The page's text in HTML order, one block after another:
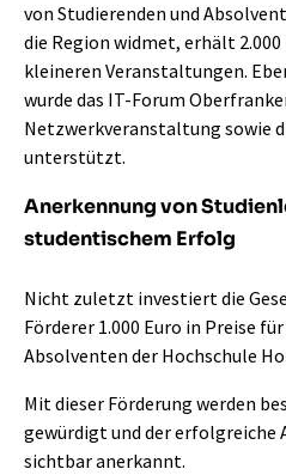
von Studierenden und
die Region widmet, erhält
kleineren Veranstaltungen.
wurde das IT-Forum
Netzwerkveranstaltung sowie
unterstützt.
Anerkennung von
studentischem Erfolg
Nicht zuletzt investiert die
Förderer 1.000 Euro in Preise
Absolventen der Hochschule
Mit dieser Förderung werden
gewürdigt und der erfolgreiche
sichtbar anerkannt.